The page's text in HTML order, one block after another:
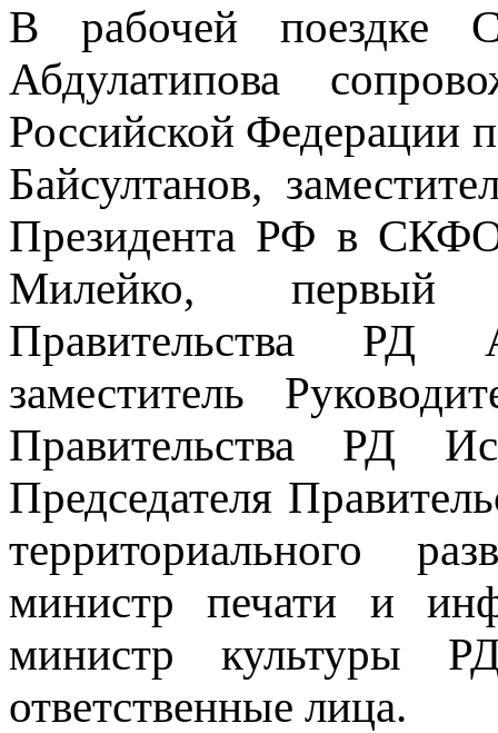
В рабочей поездке
Абдулатипова
Российской Федерации
Байсултанов,
Президента РФ в
Милейко, первый
Правительства РД
заместитель
Правительства РД
Председателя
территориального
министр печати и
министр культуры
ответственные лица.